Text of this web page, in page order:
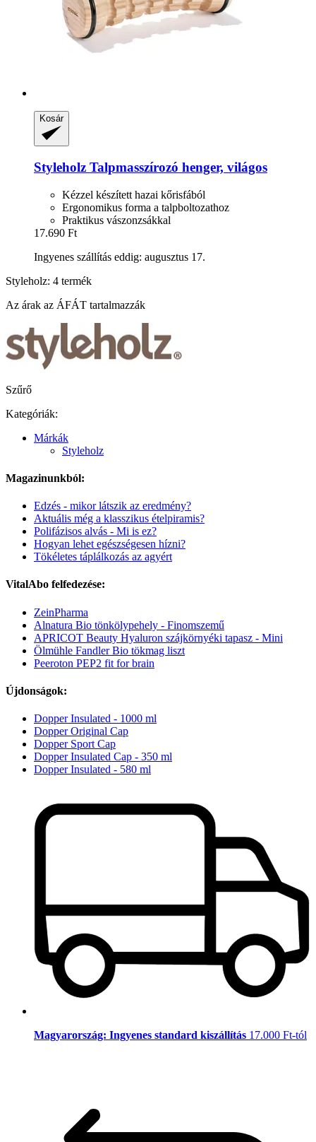
Kosár
Styleholz Talpmasszírozó henger, világos
Kézzel készített hazai kőrisfából
Ergonomikus forma a talpboltozathoz
Praktikus vászonzsákkal
17.690 Ft
Ingyenes szállítás eddig: augusztus 17.
Styleholz: 4 termék
Az árak az ÁFÁT tartalmazzák
Szűrő
Kategóriák:
Márkák
Styleholz
Magazinunkból:
Edzés - mikor látszik az eredmény?
Aktuális még a klasszikus ételpiramis?
Polifázisos alvás - Mi is ez?
Hogyan lehet egészségesen hízni?
Tökéletes táplálkozás az agyért
VitalAbo felfedezése:
ZeinPharma
Alnatura Bio tönkölypehely - Finomszemű
APRICOT Beauty Hyaluron szájkörnyéki tapasz - Mini
Ölmühle Fandler Bio tökmag liszt
Peeroton PEP2 fit for brain
Újdonságok:
Dopper Insulated - 1000 ml
Dopper Original Cap
Dopper Sport Cap
Dopper Insulated Cap - 350 ml
Dopper Insulated - 580 ml
Magyarország: Ingyenes standard kiszállítás 17.000 Ft-tól